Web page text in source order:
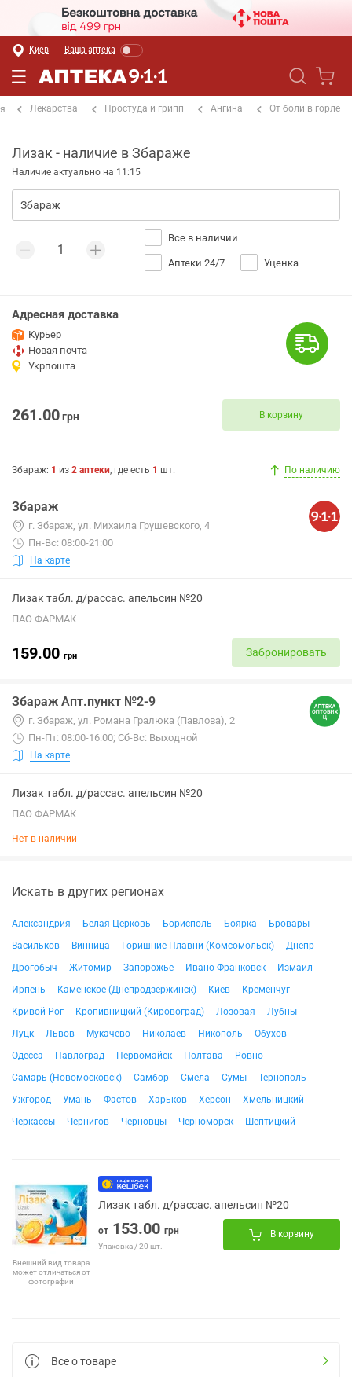
Киев Ваша аптека
Лекарства Простуда и грипп Ангина От боли в горле
Лизак - наличие в Збараже
Наличие актуально на 11:15
Все в наличии
Аптеки 24/7 Уценка
Адресная доставка
Курьер
Новая почта
Укрпошта
261.00грн В корзину
Збараж: 1 из 2 аптеки, где есть 1 шт. По наличию
Збараж
г. Збараж, ул. Михаила Грушевского, 4
Пн-Вс: 08:00-21:00
На карте
Лизак табл. д/рассас. апельсин №20
ПАО ФАРМАК
159.00 грн Забронировать
Збараж Апт.пункт №2-9
г. Збараж, ул. Романа Гралюка (Павлова), 2
Пн-Пт: 08:00-16:00; Сб-Вс: Выходной
На карте
Лизак табл. д/рассас. апельсин №20
ПАО ФАРМАК
Нет в наличии
Искать в других регионах
Александрия Белая Церковь Борисполь Боярка
Бровары
Васильков
Винница Горишние Плавни (Комсомольск)
Днепр
Дрогобыч
Житомир Запорожье Ивано-Франковск
Измаил
Ирпень
Каменское (Днепродзержинск) Киев
Кременчуг
Кривой Рог
Кропивницкий (Кировоград) Лозовая
Лубны
Луцк
Львов Мукачево Николаев Никополь
Обухов
Одесса
Павлоград Первомайск Полтава
Ровно
Самарь (Новомосковск)
Самбор Смела Сумы
Тернополь
Ужгород
Умань Фастов Харьков Херсон
Хмельницкий
Черкассы
Чернигов Черновцы Черноморск Шептицкий
Внешний вид товара
может отличаться от
фотографии
Лизак табл. д/рассас. апельсин №20
от 153.00 грн
Упаковка / 20 шт.
В корзину
Все о товаре